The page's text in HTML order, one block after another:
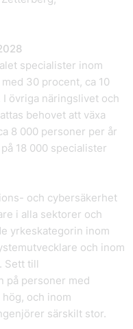
specialister inom
30 procent, ca 10
övriga näringslivet och
behovet att växa
8 000 personer per år
18 000 specialister
och cybersäkerhet
i alla sektorer och
yrkeskategorin inom
och inom
Sett till
på personer med
och inom
särskilt stor.